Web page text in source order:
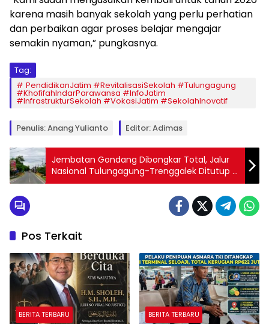
karena masih banyak sekolah yang perlu perhatian
dan perbaikan agar proses belajar mengajar
semakin nyaman,” pungkasnya.
Tag:
PendidikanJatim #RevitalisasiSekolah #Tulungagung
#KhofifahIndarParawansa #InfoJatim
#InfrastrukturSekolah #VokasiJatim #SekolahInovatif
Penulis: Anang Yulianto Editor: Adimas
Jembatan Gondang Dibongkar Total, Jalur
Nasional Tulungagung-Trenggalek Ditutup 7
Bulan
Pos Terkait
BERITA TERBARU BERITA TERBARU